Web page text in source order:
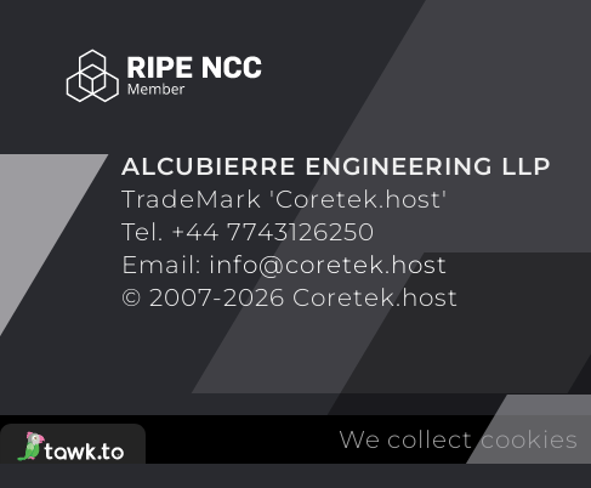
ALCUBIERRE ENGINEERING LLP
TradeMark 'Coretek.host'
Tel. +44 7743126250
Email: info@coretek.host
© 2007-2026 Coretek.host
We collect cookies